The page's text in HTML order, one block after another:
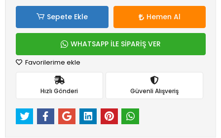
Sepete Ekle Hemen Al
WHATSAPP İLE SİPARİŞ VER
Favorilerime ekle
Hızlı Gönderi Güvenli Alışveriş